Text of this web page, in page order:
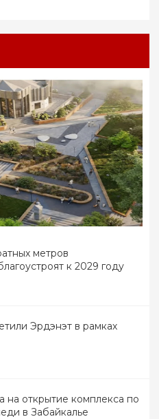
метров
к 2029 году
Эрдэнэт в рамках
на открытие комплекса по
в Забайкалье